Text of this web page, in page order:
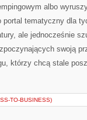
albo
portal tematyczny dla
ale jednocześnie
swoją
którzy chcą stale
TO-BUSINESS)